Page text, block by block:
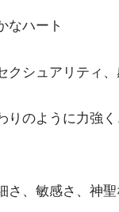
なハート
クシュアリティ
りのように力強
さ、敏感さ、神聖